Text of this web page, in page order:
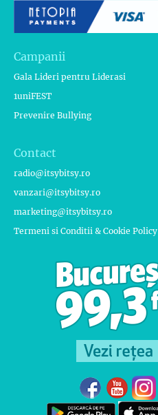
Campanii
Gala Lideri pentru Liderasi
1uniFEST
Prevenire Bullying
Contact
radio@itsybitsy.ro
vanzari@itsybitsy.ro
marketing@itsybitsy.ro
Termeni si Conditii & Cookie Policy